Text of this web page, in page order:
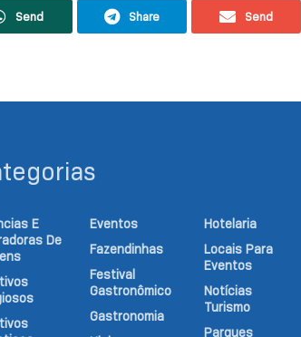
Send Share Send
E
De
Eventos
Fazendinhas
Festival
Gastronômico
Gastronomia
Hotelaria
Locais Para
Eventos
Notícias
Turismo
Parques